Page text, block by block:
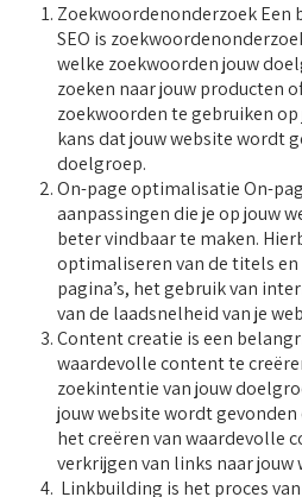
Zoekwoordenonderzoek Een
SEO is
welke zoekwoorden jouw
zoeken naar jouw producten
zoekwoorden te gebruiken
kans dat jouw website wordt
doelgroep.
On-page optimalisatie On-
aanpassingen die je op jouw
beter vindbaar te maken.
optimaliseren van de titels en
pagina’s, het gebruik van
van de laadsnelheid van je
Content creatie is een
waardevolle content te
zoekintentie van jouw
jouw website wordt
het creëren van waardevolle
verkrijgen van links naar jouw
Linkbuilding is het proces